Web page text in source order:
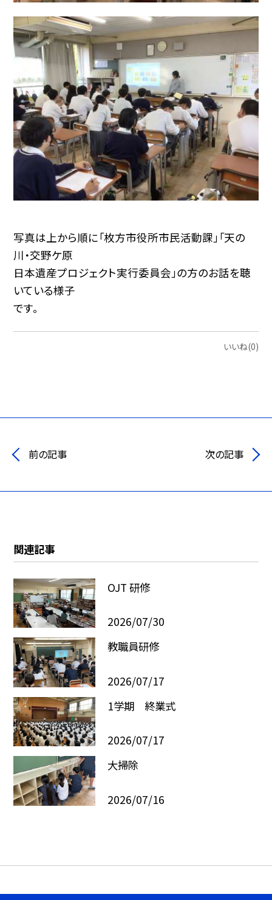
写真は上から順に「枚方市役所市民活動課」「天の
川・交野ケ原
日本遺産プロジェクト実行委員会」の方のお話を聴
いている様子
です。
いいね(0)
前の記事 次の記事
関連記事
OJT 研修
2026/07/30
教職員研修
2026/07/17
1学期 終業式
2026/07/17
大掃除
2026/07/16